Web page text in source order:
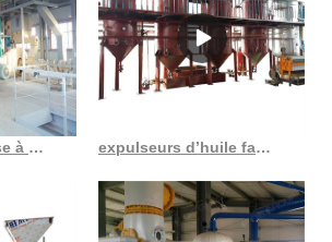
Machine de presse à huile à vis multifonctionnelle intelligente fabriquée en Chine expulseurs d’huile fabricants de machines pour moulins à huile comestible au Maroc